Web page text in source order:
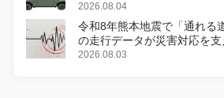
2026.08.04
令和8年熊本地震で「通れる
の走行データが災害対応を支
2026.08.03